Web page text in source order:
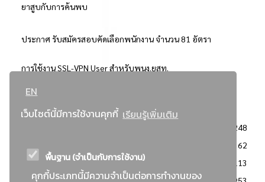
EN
เว็บไซต์นี้มีการใช้งานคุกกี้ เรียนรู้เพิ่มเติม
พื้นฐาน (จำเป็นกับการใช้งาน)
คุกกี้ประเภทนี้มีความจำเป็นต่อการทำงานของ
ยาสูบกับการค้นพบ
ประกาศ รับสมัครสอบคัดเลือกพนักงาน จำนวน 81 อัตรา
การใช้งาน SSL-VPN User สำหรับพนง.ยสท.
..ยอดนิยม..
3248
2362
: วิธีเฉพาะเจาะจง
2113